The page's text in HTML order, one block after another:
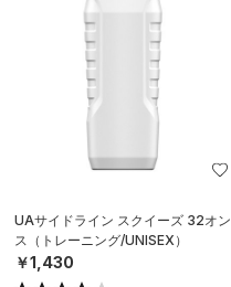
UAサイドライン スクイーズ 32オン
ス（トレーニング/UNISEX）
￥1,430